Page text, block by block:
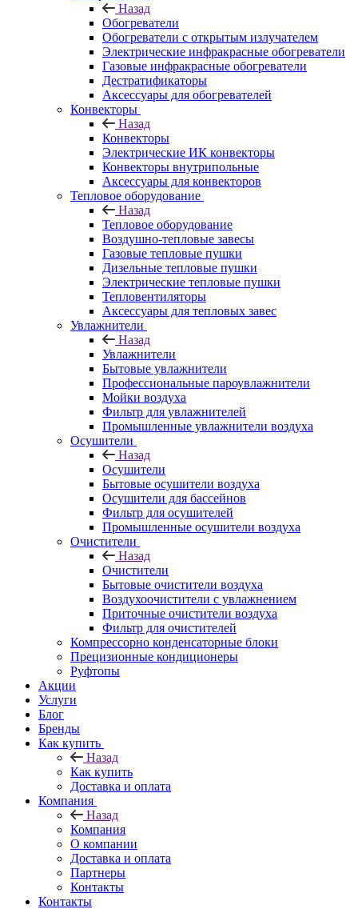
Назад
Обогреватели
Обогреватели с открытым излучателем
Электрические инфракрасные обогреватели
Газовые инфракрасные обогреватели
Дестратификаторы
Аксессуары для обогревателей
Конвекторы
Назад
Конвекторы
Электрические ИК конвекторы
Конвекторы внутрипольные
Аксессуары для конвекторов
Тепловое оборудование
Назад
Тепловое оборудование
Воздушно-тепловые завесы
Газовые тепловые пушки
Дизельные тепловые пушки
Электрические тепловые пушки
Тепловентиляторы
Аксессуары для тепловых завес
Увлажнители
Назад
Увлажнители
Бытовые увлажнители
Профессиональные пароувлажнители
Мойки воздуха
Фильтр для увлажнителей
Промышленные увлажнители воздуха
Осушители
Назад
Осушители
Бытовые осушители воздуха
Осушители для бассейнов
Фильтр для осушителей
Промышленные осушители воздуха
Очистители
Назад
Очистители
Бытовые очистители воздуха
Воздухоочистители с увлажнением
Приточные очистители воздуха
Фильтр для очистителей
Компрессорно конденсаторные блоки
Прецизионные кондиционеры
Руфтопы
Акции
Услуги
Блог
Бренды
Как купить
Назад
Как купить
Доставка и оплата
Компания
Назад
Компания
О компании
Доставка и оплата
Партнеры
Контакты
Контакты